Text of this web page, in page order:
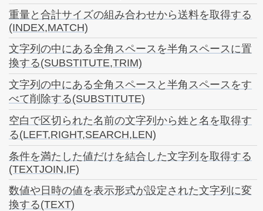
重量と合計サイズの組み合わせから送料を取得する
(INDEX,MATCH)
文字列の中にある全角スペースを半角スペースに置
換する(SUBSTITUTE,TRIM)
文字列の中にある全角スペースと半角スペースをす
べて削除する(SUBSTITUTE)
空白で区切られた名前の文字列から姓と名を取得す
る(LEFT,RIGHT,SEARCH,LEN)
条件を満たした値だけを結合した文字列を取得する
(TEXTJOIN,IF)
数値や日時の値を表示形式が設定された文字列に変
換する(TEXT)